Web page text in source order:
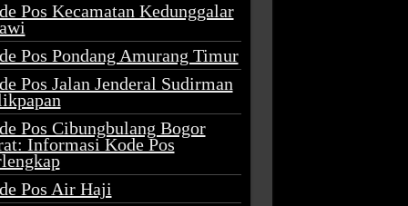
Pos Kecamatan Kedunggalar
Pos Pondang Amurang Timur
Pos Jalan Jenderal Sudirman
Pos Cibungbulang Bogor
Informasi Kode Pos
Pos Air Haji